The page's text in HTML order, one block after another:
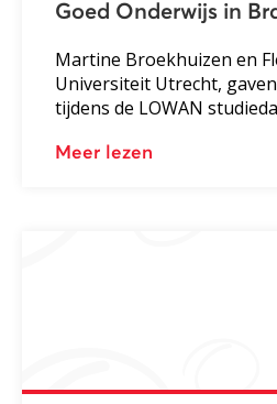
Goed Onderwijs in
Martine Broekhuizen en
Universiteit Utrecht,
tijdens de LOWAN
Meer lezen